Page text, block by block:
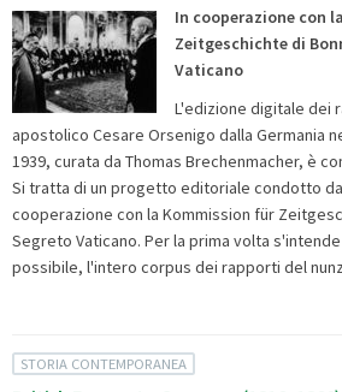
In cooperazione con
Zeitgeschichte di
Vaticano
L'edizione digitale dei
apostolico Cesare Orsenigo dalla Germania
1939, curata da Thomas Brechenmacher, è
Si tratta di un progetto editoriale condotto dal
cooperazione con la Kommission für
Segreto Vaticano. Per la prima volta
possibile, l'intero corpus dei rapporti del
STORIA CONTEMPORANEA